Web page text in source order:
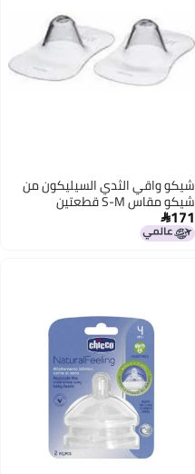
شيكو واقي الثدي السيليكون من
شيكو مقاس S-M قطعتين
171